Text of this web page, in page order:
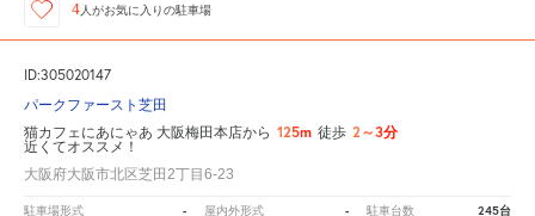
4人がお気に入りの駐車場
ID:305020147
パークファースト芝田
猫カフェにあにゃあ 大阪梅田本店から 125m 徒歩 2～3分
近くてオススメ！
大阪府大阪市北区芝田2丁目6-23
駐車場形式 - 屋内外形式 - 駐車台数 245台